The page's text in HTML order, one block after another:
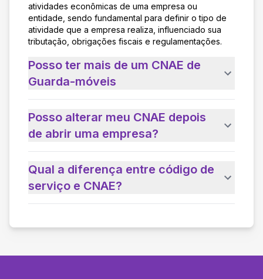
atividades econômicas de uma empresa ou
entidade, sendo fundamental para definir o tipo de
atividade que a empresa realiza, influenciado sua
tributação, obrigações fiscais e regulamentações.
Posso ter mais de um CNAE de
Guarda-móveis
Posso alterar meu CNAE depois
de abrir uma empresa?
Qual a diferença entre código de
serviço e CNAE?